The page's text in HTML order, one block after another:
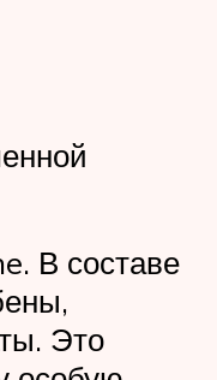
В составе
Это